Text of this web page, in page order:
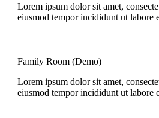
Lorem ipsum dolor sit amet,
eiusmod tempor incididunt ut labore
Family Room (Demo)
Lorem ipsum dolor sit amet,
eiusmod tempor incididunt ut labore